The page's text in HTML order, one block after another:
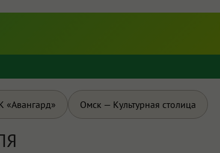
«Авангард» Омск — Культурная столица